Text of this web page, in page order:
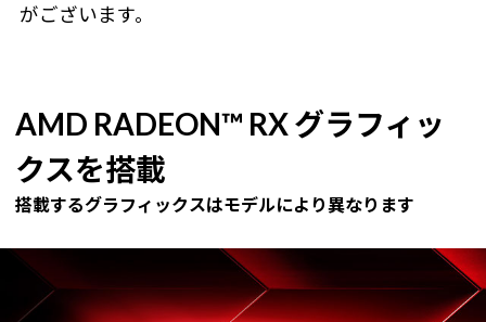
がございます。
AMD RADEON™ RX グラフィッ
クスを搭載
搭載するグラフィックスはモデルにより異なります